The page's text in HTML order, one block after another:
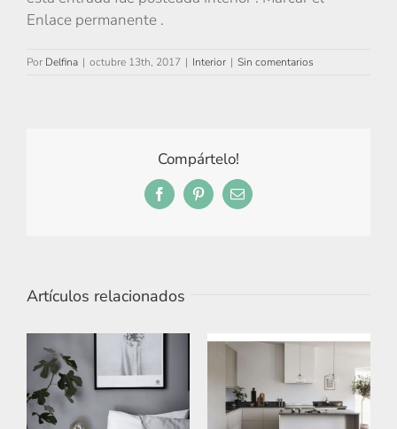
Enlace permanente .
Por Delfina | octubre 13th, 2017 | Interior | Sin comentarios
Compártelo!
FacebookPinterestCorreo
Artículos relacionados